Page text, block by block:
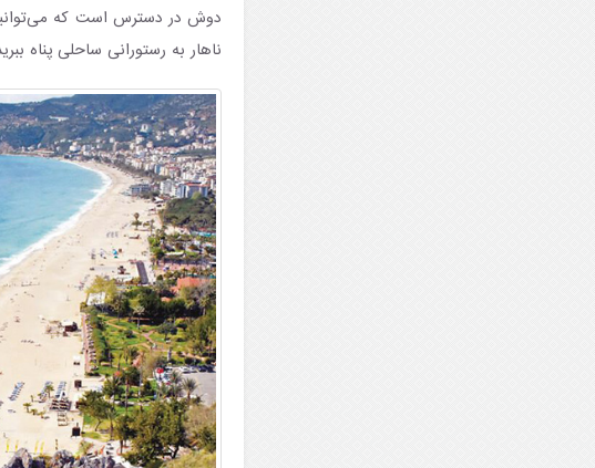
دوش در دسترس است که
ناهار به رستورانی ساحلی پناه